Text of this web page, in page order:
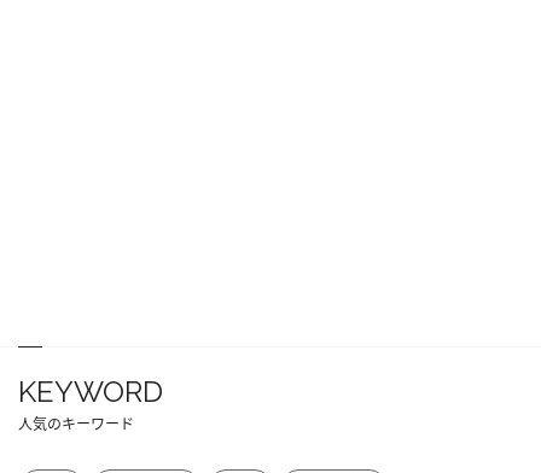
KEYWORD
人気のキーワード